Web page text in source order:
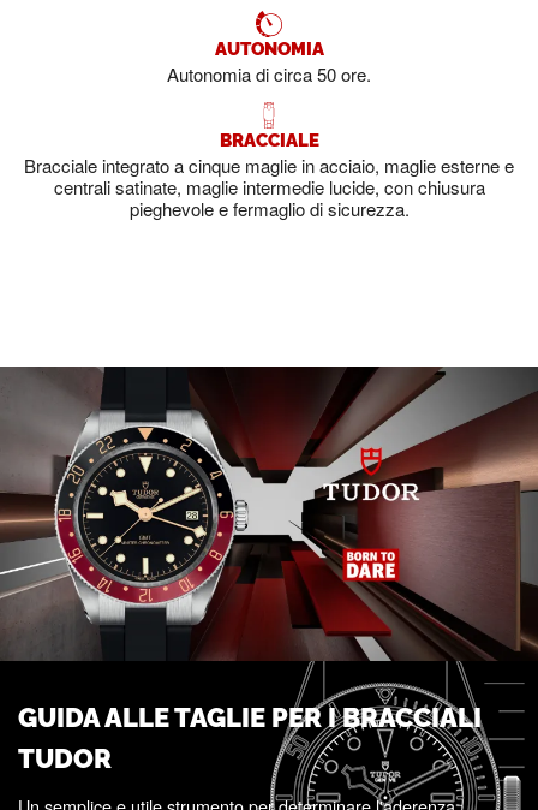
AUTONOMIA
Autonomia di circa 50 ore.
BRACCIALE
Bracciale integrato a cinque maglie in acciaio, maglie esterne e
centrali satinate, maglie intermedie lucide, con chiusura
pieghevole e fermaglio di sicurezza.
GUIDA ALLE TAGLIE PER I BRACCIALI
TUDOR